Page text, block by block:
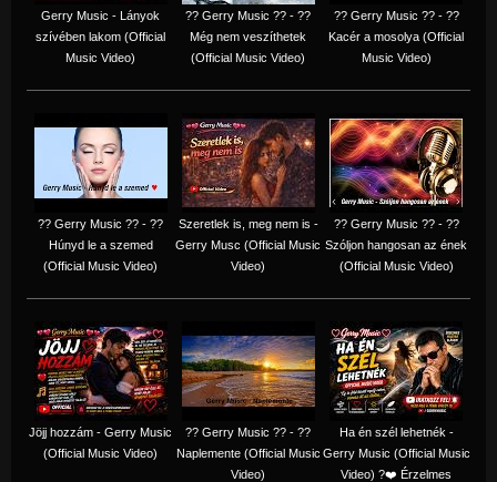
Gerry Music - Lányok
szívében lakom (Official
Music Video)
?? Gerry Music ?? - ??
Még nem veszíthetek
(Official Music Video)
?? Gerry Music ?? - ??
Kacér a mosolya (Official
Music Video)
?? Gerry Music ?? - ??
Húnyd le a szemed
(Official Music Video)
Szeretlek is, meg nem is -
Gerry Musc (Official Music
Video)
?? Gerry Music ?? - ??
Szóljon hangosan az ének
(Official Music Video)
Jöjj hozzám - Gerry Music
(Official Music Video)
?? Gerry Music ?? - ??
Naplemente (Official Music
Video)
Ha én szél lehetnék -
Gerry Music (Official Music
Video) ?️❤️ Érzelmes